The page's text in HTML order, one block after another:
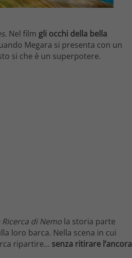
. Nel film gli occhi della bella
Megara si presenta con un
si che è un superpotere.
Ricerca di Nemo la storia parte
loro barca. Nella scena in cui
ripartire… senza ritirare l’ancora